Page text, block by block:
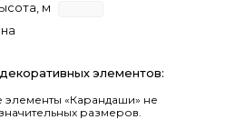
м
элементов:
«Карандаши» не
размеров.